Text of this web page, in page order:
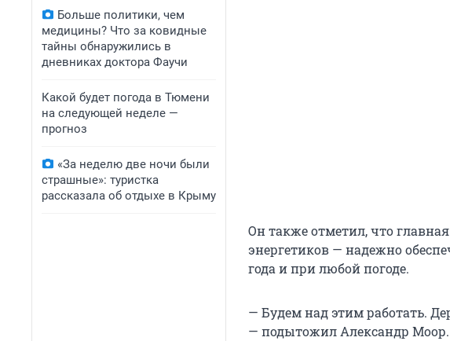
Больше политики, чем
медицины? Что за ковидные
тайны обнаружились в
дневниках доктора Фаучи
Какой будет погода в Тюмени
на следующей неделе —
прогноз
«За неделю две ночи были
страшные»: туристка
рассказала об отдыхе в Крыму
Он также отметил, что
энергетиков — надежно
года и при любой погоде.
— Будем над этим работать.
— подытожил Александр Моор.